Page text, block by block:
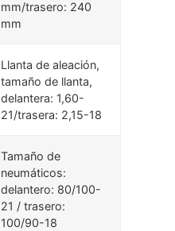
mm/trasero: 240
mm
Llanta de aleación,
tamaño de llanta,
delantera: 1,60-
21/trasera: 2,15-18
Tamaño de
neumáticos:
delantero: 80/100-
21 / trasero:
100/90-18